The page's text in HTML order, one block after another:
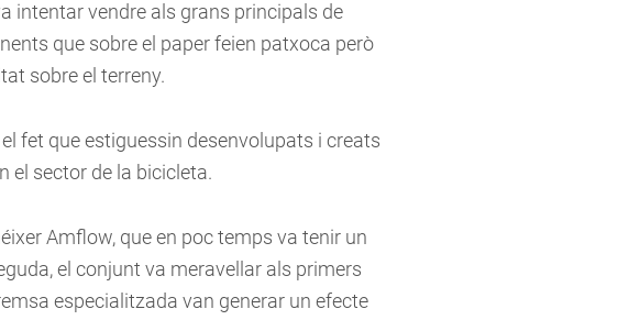
intentar vendre als grans principals de
que sobre el paper feien patxoca però
sobre el terreny.
fet que estiguessin desenvolupats i creats
el sector de la bicicleta.
Amflow, que en poc temps va tenir un
el conjunt va meravellar als primers
especialitzada van generar un efecte